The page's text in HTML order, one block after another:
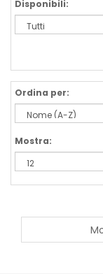
Disponibili:
Ordina per:
Mostra: